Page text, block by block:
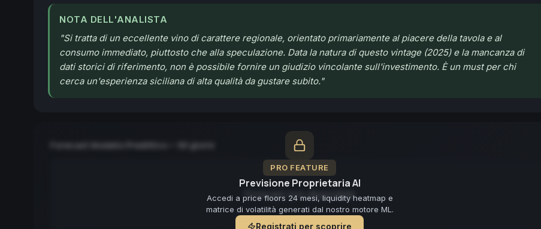
NOTA DELL'ANALISTA
"Si tratta di un eccellente vino di carattere regionale, orientato primariamente al piacere della tavola e al
consumo immediato, piuttosto che alla speculazione. Data la natura di questo vintage (2025) e la mancanza di
dati storici di riferimento, non è possibile fornire un giudizio vincolante sull'investimento. È un must per chi
cerca un'esperienza siciliana di alta qualità da gustare subito."
PRO FEATURE
Previsione Proprietaria AI
Accedi a price floors 24 mesi, liquidity heatmap e
matrice di volatilità generati dal nostro motore ML.
Registrati per scoprire
Forecast Modello Predittivo — 90 giorni
Forecast non disponibile